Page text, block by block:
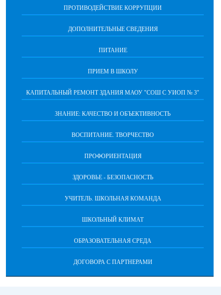
ПРОТИВОДЕЙСТВИЕ КОРРУПЦИИ
ДОПОЛНИТЕЛЬНЫЕ СВЕДЕНИЯ
ПИТАНИЕ
ПРИЕМ В ШКОЛУ
КАПИТАЛЬНЫЙ РЕМОНТ ЗДАНИЯ МАОУ "СОШ С УИОП № 3"
ЗНАНИЕ: КАЧЕСТВО И ОБЪЕКТИВНОСТЬ
ВОСПИТАНИЕ. ТВОРЧЕСТВО
ПРОФОРИЕНТАЦИЯ
ЗДОРОВЬЕ - БЕЗОПАСНОСТЬ
УЧИТЕЛЬ. ШКОЛЬНАЯ КОМАНДА
ШКОЛЬНЫЙ КЛИМАТ
ОБРАЗОВАТЕЛЬНАЯ СРЕДА
ДОГОВОРА С ПАРТНЕРАМИ